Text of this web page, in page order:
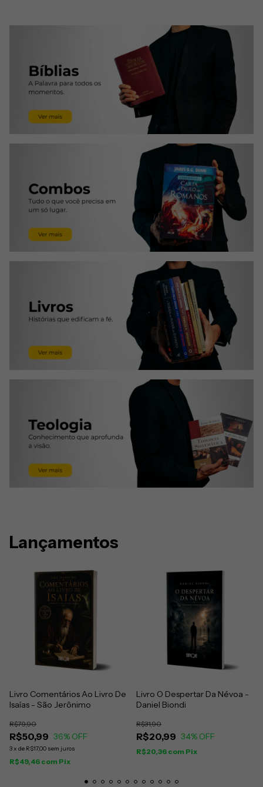
Lançamentos
Livro Comentários Ao Livro De
Isaías - São Jerônimo
R$50,99
R$79,90
36% OFF
3x de R$17,00 sem juros
R$49,46 com Pix
Livro O Despertar Da Névoa -
Daniel Biondi
R$20,99
R$31,90
34% OFF
R$20,36 com Pix